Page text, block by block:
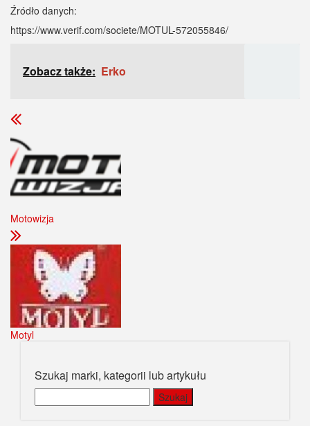
Źródło danych:
https://www.verif.com/societe/MOTUL-572055846/
Zobacz także: Erko
Motowizja
Motyl
Szukaj marki, kategorii lub artykułu